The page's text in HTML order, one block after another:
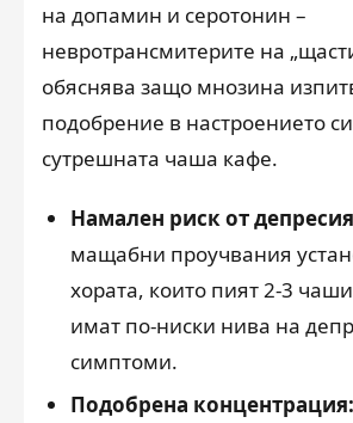
на допамин и серотонин –
невротрансмитерите на
обяснява защо мнозина
подобрение в настроението
сутрешната чаша кафе.
Намален риск от
мащабни проучвания
хората, които пият 2-3
имат по-ниски нива на
симптоми.
Подобрена концентрация: